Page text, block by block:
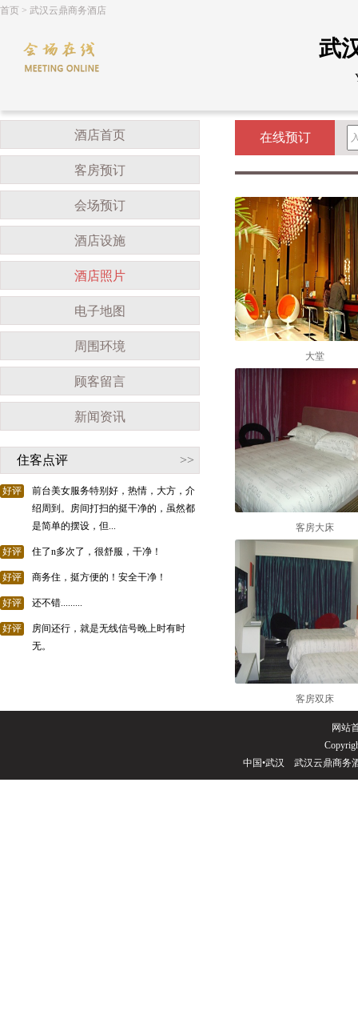
首页 > 武汉云鼎商务酒店
武
酒店首页
客房预订
会场预订
酒店设施
酒店照片
电子地图
周围环境
顾客留言
新闻资讯
住客点评 >>
好评
前台美女服务特别好，热情，大方，介
绍周到。房间打扫的挺干净的，虽然都
是简单的摆设，但...
好评 住了n多次了，很舒服，干净！
好评 商务住，挺方便的！安全干净！
好评 还不错.........
好评
房间还行，就是无线信号晚上时有时
无。
在线预订
大堂
客房大床
客房双床
网站
中国•武汉 武汉云鼎商务